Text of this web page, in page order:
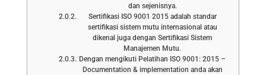
dan sejenisnya.
Sertifikasi ISO 9001 2015 adalah standar
sertifikasi sistem mutu internasional atau
dikenal juga dengan Sertifikasi Sistem
Manajemen Mutu.
Dengan mengikuti Pelatihan ISO 9001: 2015 –
Documentation & implementation anda akan